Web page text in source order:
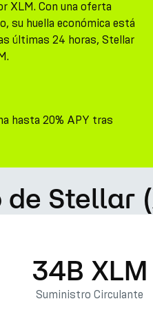
XLM. Con una oferta
su huella económica está
últimas 24 horas, Stellar
hasta 20% APY tras
Stellar
34B XLM
Suministro Circulante